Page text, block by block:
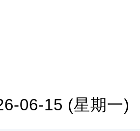
06-15 (星期一)